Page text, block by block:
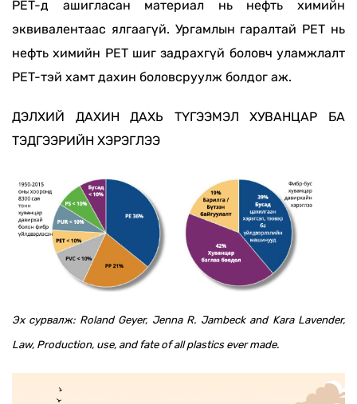
PET-д ашигласан материал нь нефть химийн
эквивалентаас ялгаагүй. Ургамлын гаралтай PET нь
нефть химийн PET шиг задрахгүй боловч уламжлалт
PET-тэй хамт дахин боловсруулж болдог аж.
ДЭЛХИЙ ДАХИН ДАХЬ ТҮГЭЭМЭЛ ХУВАНЦАР БА
ТЭДГЭЭРИЙН ХЭРЭГЛЭЭ
Эх сурвалж: Roland Geyer, Jenna R. Jambeck and Kara Lavender,
Law, Production, use, and fate of all plastics ever made.